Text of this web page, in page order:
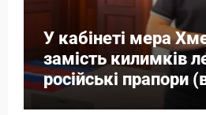
У кабінеті мера
замість килимків
російські прапори